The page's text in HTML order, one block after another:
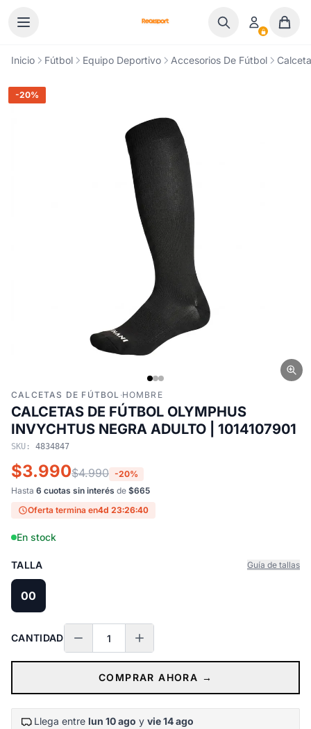
Inicio Fútbol Equipo Deportivo Accesorios De Fútbol
-20%
CALCETAS DE FÚTBOL ·HOMBRE
CALCETAS DE FÚTBOL OLYMPHUS
INVYCHTUS NEGRA ADULTO | 1014107901
SKU: 4834847
$3.990$4.990 -20%
Hasta 6 cuotas sin interés de $665
Oferta termina en4d 23:26:40
En stock
TALLA Guía de tallas
00
CANTIDAD
COMPRAR AHORA →
Llega entre lun 10 ago y vie 14 ago